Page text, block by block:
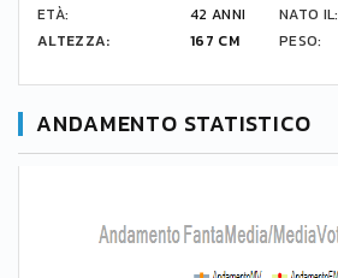
ETÀ:
42 ANNI NATO IL:
ALTEZZA:
167 CM PESO:
ANDAMENTO STATISTICO